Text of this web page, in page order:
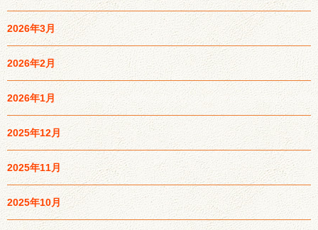
2026年3月
2026年2月
2026年1月
2025年12月
2025年11月
2025年10月